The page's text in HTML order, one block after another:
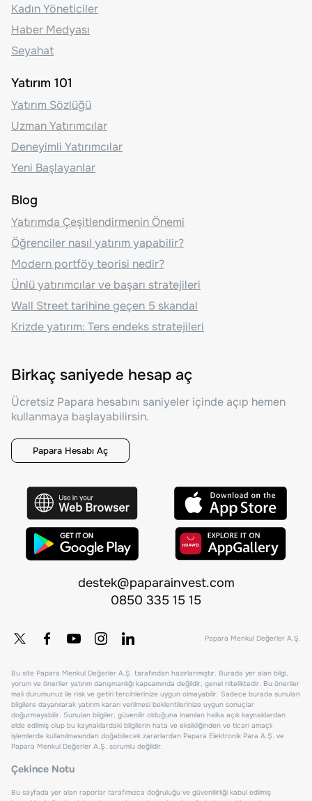
Kadın Yöneticiler
Haber Medyası
Seyahat
Yatırım 101
Yatırım Sözlüğü
Uzman Yatırımcılar
Deneyimli Yatırımcılar
Yeni Başlayanlar
Blog
Yatırımda Çeşitlendirmenin Önemi
Öğrenciler nasıl yatırım yapabilir?
Modern portföy teorisi nedir?
Ünlü yatırımcılar ve başarı stratejileri
Wall Street tarihine geçen 5 skandal
Krizde yatırım: Ters endeks stratejileri
Birkaç saniyede hesap aç
Ücretsiz Papara hesabını saniyeler içinde açıp hemen
kullanmaya başlayabilirsin.
Papara Hesabı Aç
destek@paparainvest.com
0850 335 15 15
Papara Menkul Değerler A.Ş.
Bu site Papara Menkul Değerler A.Ş. tarafından hazırlanmıştır. Burada yer alan bilgi,
yorum ve öneriler yatırım danışmanlığı kapsamında değildir, genel niteliktedir. Bu öneriler
mali durumunuz ile risk ve getiri tercihlerinize uygun olmayabilir. Sadece burada sunulan
bilgilere dayanılarak yatırım kararı verilmesi beklentilerinize uygun sonuçlar
doğurmayabilir. Sunulan bilgiler, güvenilir olduğuna inanılan halka açık kaynaklardan
elde edilmiş olup bu kaynaklardaki bilgilerin hata ve eksikliğinden ve ticari amaçlı
işlemlerde kullanılmasından doğabilecek zararlardan Papara Elektronik Para A.Ş. ve
Papara Menkul Değerler A.Ş. sorumlu değildir.
Çekince Notu
Bu sayfada yer alan raporlar tarafımızca doğruluğu ve güvenilirliği kabul edilmiş